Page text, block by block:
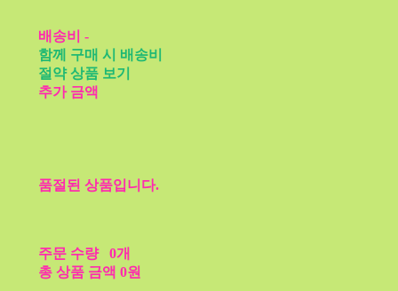
배송비 -
함께 구매 시 배송비
절약 상품 보기
추가 금액
품절된 상품입니다.
주문 수량
0개
총 상품 금액 0원